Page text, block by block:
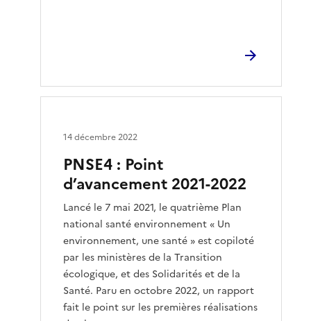
PNSE4 : Point
d’avancement 2021-2022
Lancé le 7 mai 2021, le quatrième Plan
national santé environnement « Un
environnement, une santé » est copiloté
par les ministères de la Transition
écologique, et des Solidarités et de la
Santé. Paru en octobre 2022, un rapport
fait le point sur les premières réalisations
14 décembre 2022